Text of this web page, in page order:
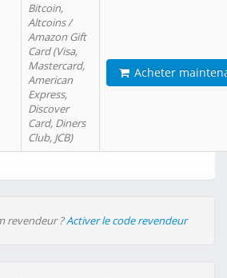
Bitcoin,
Altcoins /
Amazon Gift
Card (Visa,
Mastercard,
American
Express,
Discover
Card, Diners
Club, JCB)
Acheter
revendeur ?Activer le code revendeur